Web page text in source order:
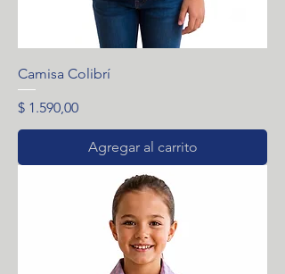
Camisa Colibrí
Precio
$ 1.590,00
Agregar al carrito